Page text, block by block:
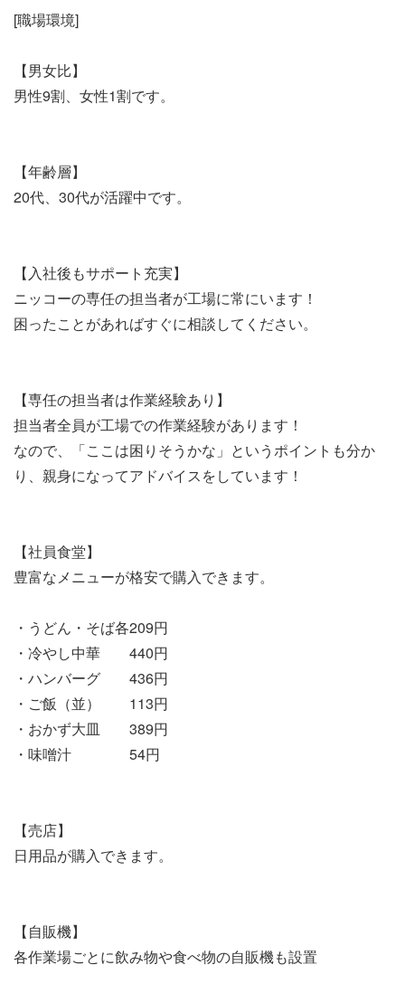
[職場環境]
【男女比】
男性9割、女性1割です。
【年齢層】
20代、30代が活躍中です。
【入社後もサポート充実】
ニッコーの専任の担当者が工場に常にいます！
困ったことがあればすぐに相談してください。
【専任の担当者は作業経験あり】
担当者全員が工場での作業経験があります！
なので、「ここは困りそうかな」というポイントも分か
り、親身になってアドバイスをしています！
【社員食堂】
豊富なメニューが格安で購入できます。
・うどん・そば各209円
・冷やし中華 440円
・ハンバーグ 436円
・ご飯（並） 113円
・おかず大皿 389円
・味噌汁 54円
【売店】
日用品が購入できます。
【自販機】
各作業場ごとに飲み物や食べ物の自販機も設置